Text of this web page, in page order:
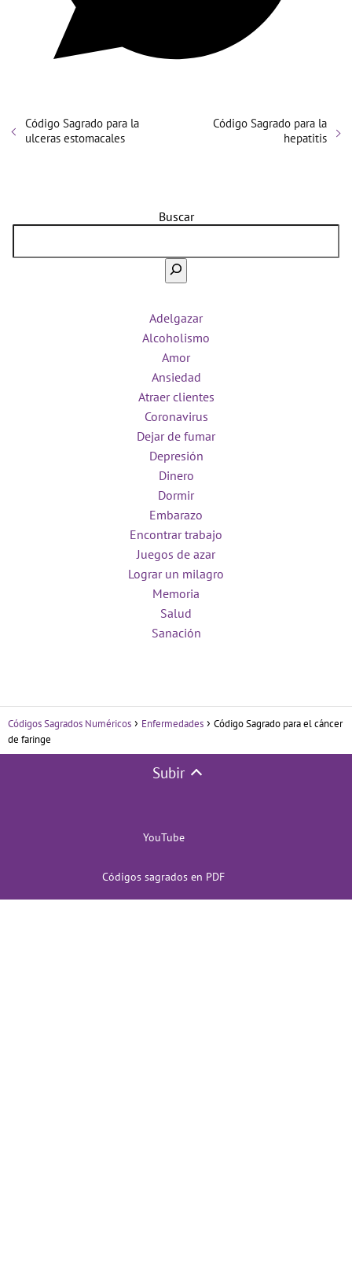
Código Sagrado para la
ulceras estomacales
Código Sagrado para la
hepatitis
Buscar
Adelgazar
Alcoholismo
Amor
Ansiedad
Atraer clientes
Coronavirus
Dejar de fumar
Depresión
Dinero
Dormir
Embarazo
Encontrar trabajo
Juegos de azar
Lograr un milagro
Memoria
Salud
Sanación
Códigos Sagrados Numéricos Enfermedades
Código Sagrado para el cáncer
de faringe
Subir
YouTube
Códigos sagrados en PDF